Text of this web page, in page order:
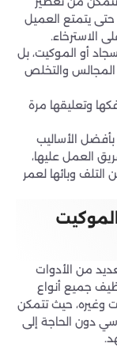
حتى يتمتع العميل
الاسترخاء.
أو الموكيت، بل
المجالس والتخلص
وتعليقها مرة
الأساليب
العمل عليها،
وبائها لعمر
من الأدوات
جميع أنواع
وغيره، حيث تتمكن
دون الحاجة إلى